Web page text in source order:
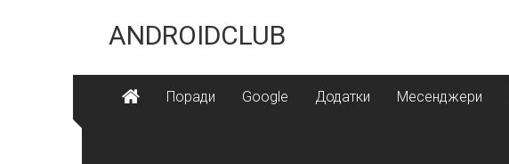
contentANDROIDCLUB
Поради Google Додатки Месенджери